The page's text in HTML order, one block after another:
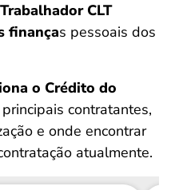
CLT
finanças pessoais dos
o Crédito do
contratantes,
e onde encontrar
atualmente.